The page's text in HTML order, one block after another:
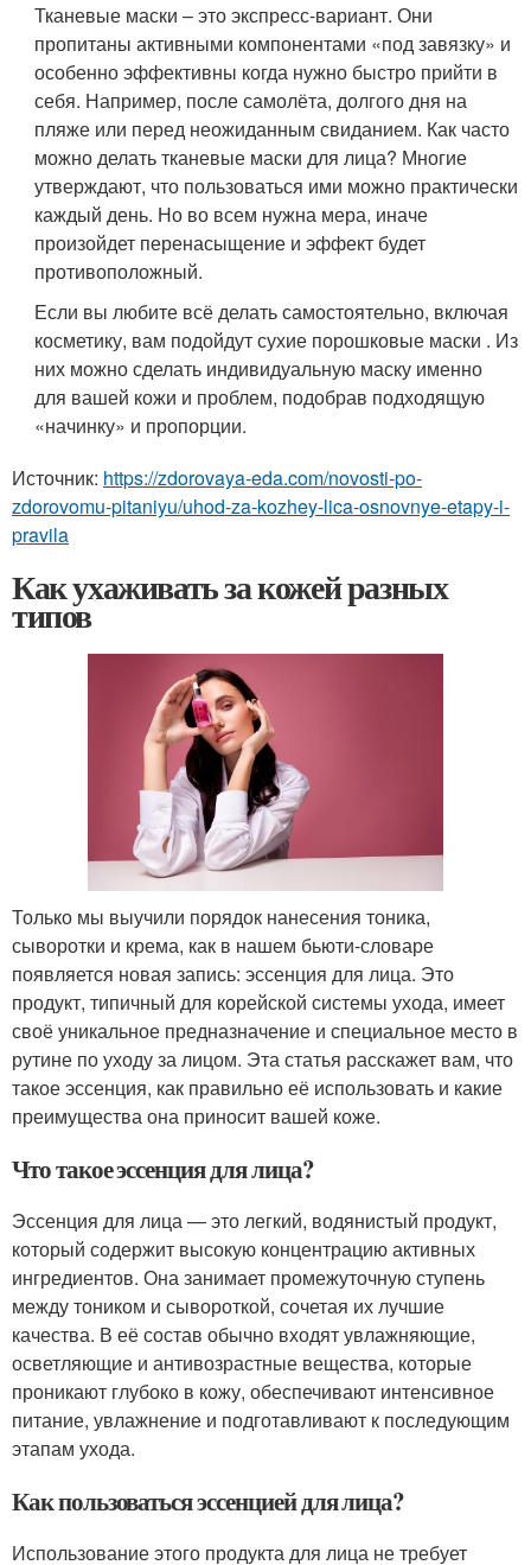
Тканевые маски – это экспресс-вариант. Они
пропитаны активными компонентами «под завязку» и
особенно эффективны когда нужно быстро прийти в
себя. Например, после самолёта, долгого дня на
пляже или перед неожиданным свиданием. Как часто
можно делать тканевые маски для лица? Многие
утверждают, что пользоваться ими можно практически
каждый день. Но во всем нужна мера, иначе
произойдет перенасыщение и эффект будет
противоположный.
Если вы любите всё делать самостоятельно, включая
косметику, вам подойдут сухие порошковые маски . Из
них можно сделать индивидуальную маску именно
для вашей кожи и проблем, подобрав подходящую
«начинку» и пропорции.
Источник: https://zdorovaya-eda.com/novosti-po-
zdorovomu-pitaniyu/uhod-za-kozhey-lica-osnovnye-etapy-i-
pravila
Как ухаживать за кожей разных
типов
Только мы выучили порядок нанесения тоника,
сыворотки и крема, как в нашем бьюти-словаре
появляется новая запись: эссенция для лица. Это
продукт, типичный для корейской системы ухода, имеет
своё уникальное предназначение и специальное место в
рутине по уходу за лицом. Эта статья расскажет вам, что
такое эссенция, как правильно её использовать и какие
преимущества она приносит вашей коже.
Что такое эссенция для лица?
Эссенция для лица — это легкий, водянистый продукт,
который содержит высокую концентрацию активных
ингредиентов. Она занимает промежуточную ступень
между тоником и сывороткой, сочетая их лучшие
качества. В её состав обычно входят увлажняющие,
осветляющие и антивозрастные вещества, которые
проникают глубоко в кожу, обеспечивают интенсивное
питание, увлажнение и подготавливают к последующим
этапам ухода.
Как пользоваться эссенцией для лица?
Использование этого продукта для лица не требует